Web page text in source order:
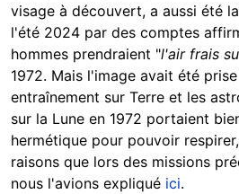
visage à découvert, a aussi été
l'été 2024 par des comptes
hommes prendraient "l'air frais
1972. Mais l'image avait été
entraînement sur Terre et les
sur la Lune en 1972 portaient
hermétique pour pouvoir
raisons que lors des missions
nous l'avions expliqué ici.